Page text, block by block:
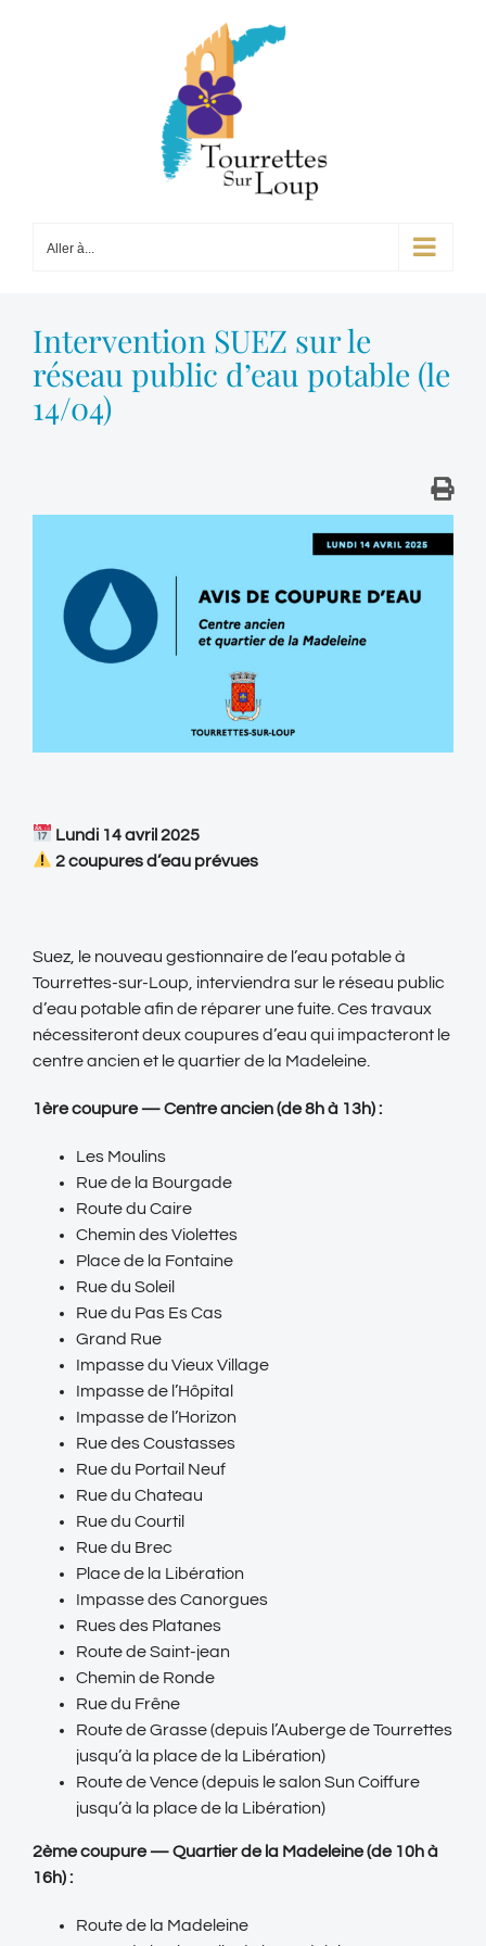
Aller à...
Intervention SUEZ sur le
réseau public d’eau potable (le
14/04)
Lundi 14 avril 2025
2 coupures d’eau prévues
Suez, le nouveau gestionnaire de l’eau potable à
Tourrettes-sur-Loup, interviendra sur le réseau public
d’eau potable afin de réparer une fuite. Ces travaux
nécessiteront deux coupures d’eau qui impacteront le
centre ancien et le quartier de la Madeleine.
1ère coupure — Centre ancien (de 8h à 13h) :
Les Moulins
Rue de la Bourgade
Route du Caire
Chemin des Violettes
Place de la Fontaine
Rue du Soleil
Rue du Pas Es Cas
Grand Rue
Impasse du Vieux Village
Impasse de l’Hôpital
Impasse de l’Horizon
Rue des Coustasses
Rue du Portail Neuf
Rue du Chateau
Rue du Courtil
Rue du Brec
Place de la Libération
Impasse des Canorgues
Rues des Platanes
Route de Saint-jean
Chemin de Ronde
Rue du Frêne
Route de Grasse (depuis l’Auberge de Tourrettes
jusqu’à la place de la Libération)
Route de Vence (depuis le salon Sun Coiffure
jusqu’à la place de la Libération)
2ème coupure — Quartier de la Madeleine (de 10h à
16h) :
Route de la Madeleine